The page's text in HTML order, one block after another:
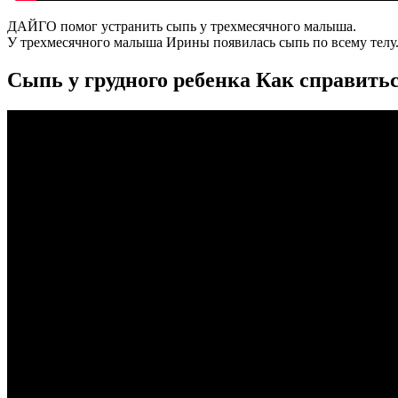
ДАЙГО помог устранить сыпь у трехмесячного малыша.
У трехмесячного малыша Ирины появилась сыпь по всему телу.
Сыпь у грудного ребенка Как